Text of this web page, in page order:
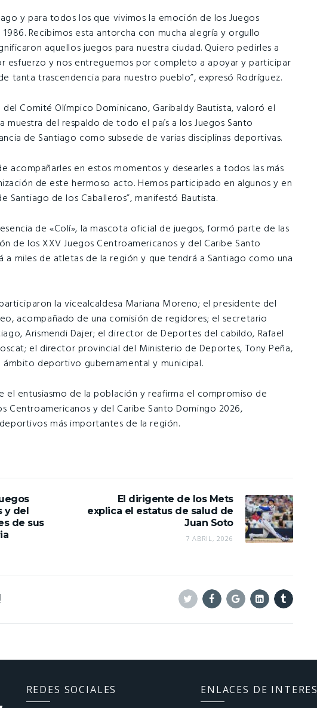
y para todos los que vivimos la emoción de los Juegos
Recibimos esta antorcha con mucha alegría y orgullo
aquellos juegos para nuestra ciudad. Quiero pedirles a
esfuerzo y nos entreguemos por completo a apoyar y participar
tanta trascendencia para nuestro pueblo”, expresó Rodríguez.
Comité Olímpico Dominicano, Garibaldy Bautista, valoró el
del respaldo de todo el país a los Juegos Santo
de Santiago como subsede de varias disciplinas deportivas.
acompañarles en estos momentos y desearles a todos las más
de este hermoso acto. Hemos participado en algunos y en
Santiago de los Caballeros”, manifestó Bautista.
de «Colí», la mascota oficial de juegos, formó parte de las
de los XXV Juegos Centroamericanos y del Caribe Santo
a miles de atletas de la región y que tendrá a Santiago como una
la vicealcaldesa Mariana Moreno; el presidente del
acompañado de una comisión de regidores; el secretario
Arismendi Dajer; el director de Deportes del cabildo, Rafael
el director provincial del Ministerio de Deportes, Tony Peña,
deportivo gubernamental y municipal.
el entusiasmo de la población y reafirma el compromiso de
Centroamericanos y del Caribe Santo Domingo 2026,
más importantes de la región.
y del
de sus
El dirigente de los Mets
explica el estatus de salud de
Juan Soto
7 ABRIL, 2026
!
REDES SOCIALES ENLACES DE INTERES